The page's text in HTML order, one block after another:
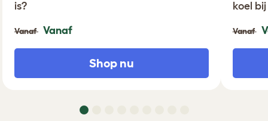
is?
Vanaf Vanaf
Shop nu
koel
Vanaf